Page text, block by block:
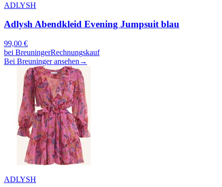
ADLYSH
Adlysh Abendkleid Evening Jumpsuit blau
99,00 €
bei BreuningerRechnungskauf
Bei Breuninger ansehen →
ADLYSH